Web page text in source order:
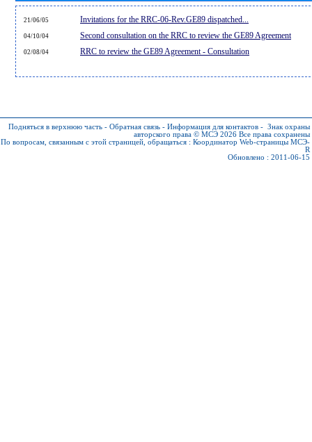
21/06/05 Invitations for the RRC-06-Rev.GE89 dispatched...
04/10/04 Second consultation on the RRC to review the GE89 Agreement
02/08/04 RRC to review the GE89 Agreement - Consultation
Подняться в верхнюю часть - Обратная связь - Информация для контактов - Знак охраны
авторского права © МСЭ 2026 Все права сохранены
По вопросам, связанным с этой страницей, обращаться : Координатор Web-страницы МСЭ-
R
Обновлено : 2011-06-15